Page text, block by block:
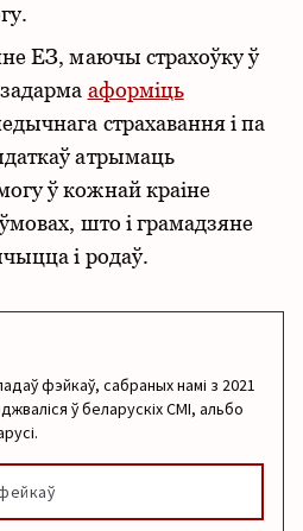
ЕЗ, маючы страхоўку ў
аформіць
страхавання і па
атрымаць
ў кожнай краіне
што і грамадзяне
і родаў.
фэйкаў, сабраных намі з 2021
ў беларускіх СМІ, альбо